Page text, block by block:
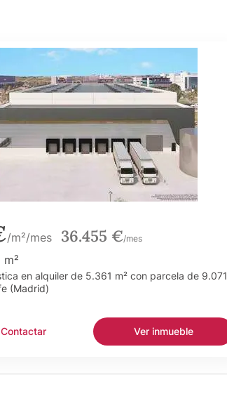
/m²/mes 36.455 €/mes
en alquiler de 5.361 m² con parcela de 9.071
(Madrid)
Contactar Ver inmueble